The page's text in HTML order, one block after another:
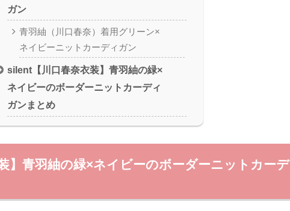
ガン
青羽紬（川口春奈）着用グリーン×
ネイビーニットカーディガン
silent【川口春奈衣装】青羽紬の緑×
ネイビーのボーダーニットカーディ
ガンまとめ
】青羽紬の緑×ネイビーのボーダーニットカーデ